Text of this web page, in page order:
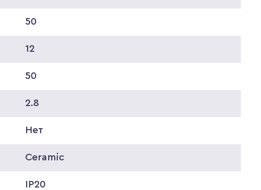
50
12
50
2.8
Нет
Ceramic
IP20